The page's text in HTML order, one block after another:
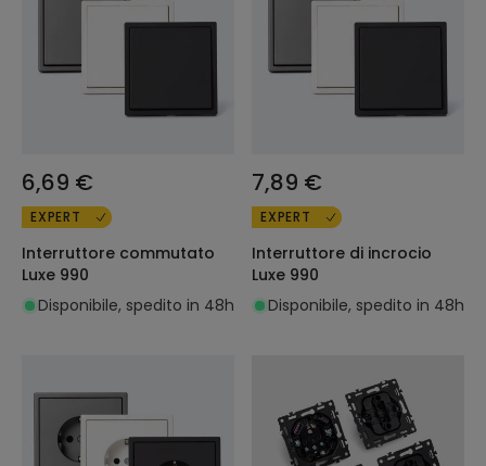
6,69 €
EXPERT
Interruttore commutato
Luxe 990
Disponibile, spedito in 48h
7,89 €
EXPERT
Interruttore di incrocio
Luxe 990
Disponibile, spedito in 48h